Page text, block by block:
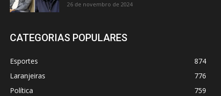
26 de novembro de 2024
CATEGORIAS POPULARES
Esportes
874
Laranjeiras
776
Política
759